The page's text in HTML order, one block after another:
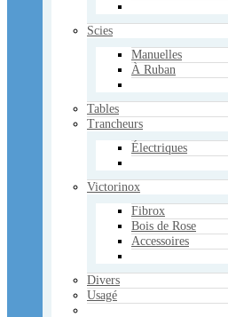
Scies
Manuelles
À Ruban
Tables
Trancheurs
Électriques
Victorinox
Fibrox
Bois de Rose
Accessoires
Divers
Usagé